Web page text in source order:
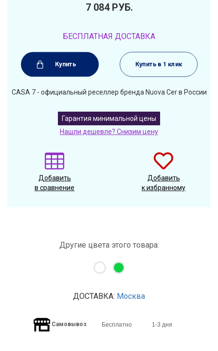
7 084 РУБ.
БЕСПЛАТНАЯ ДОСТАВКА
Купить Купить в 1 клик
CASA 7 - официальный реселлер бренда Nuova Cer в России
Гарантия минимальной цены
Нашли дешевле? Снизим цену
Добавить
в сравнение
Добавить
к избранному
Другие цвета этого товара:
ДОСТАВКА: Москва
Самовывоз Бесплатно 1-3 дня